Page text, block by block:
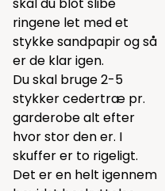
ringene let med et
stykke sandpapir og så
er de klar igen.
Du skal bruge 2-5
stykker cedertræ pr.
garderobe alt efter
hvor stor den er. I
skuffer er to rigeligt.
Det er en helt igennem